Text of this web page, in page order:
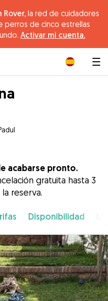
la red de cuidadores
perros de cinco estrellas
Activar mi cuenta.
acabarse pronto.
gratuita hasta 3
reserva.
Disponibilidad